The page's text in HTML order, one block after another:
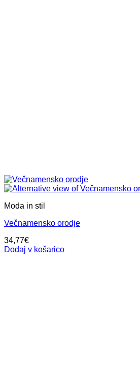
Moda in stil
Večnamensko orodje
34,77€
Dodaj v košarico